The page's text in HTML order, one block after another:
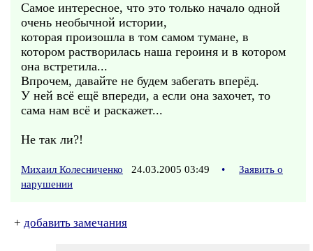
Самое интересное, что это только начало одной
очень необычной истории,
которая произошла в том самом тумане, в
котором растворилась наша героиня и в котором
она встретила...
Впрочем, давайте не будем забегать вперёд.
У ней всё ещё впереди, а если она захочет, то
сама нам всё и раскажет...
Не так ли?!
Михаил Колесниченко 24.03.2005 03:49 •
Заявить о
нарушении
+ добавить замечания